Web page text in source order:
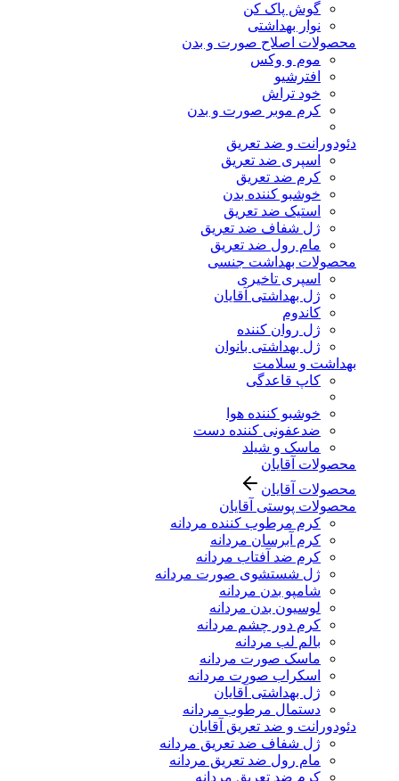
گوش پاک کن
نوار بهداشتی
محصولات اصلاح صورت و بدن
موم و وکس
افترشیو
خود تراش
کرم موبر صورت و بدن
دئودورانت و ضد تعریق
اسپری ضد تعریق
کرم ضد تعریق
خوشبو کننده بدن
استیک ضد تعریق
ژل شفاف ضد تعریق
مام رول ضد تعریق
محصولات بهداشت جنسی
اسپری تاخیری
ژل بهداشتی آقایان
کاندوم
ژل روان کننده
ژل بهداشتی بانوان
بهداشت و سلامت
کاپ قاعدگی
خوشبو کننده هوا
ضدعفونی کننده دست
ماسک و شیلد
محصولات آقایان
محصولات آقایان
محصولات پوستی آقایان
کرم مرطوب کننده مردانه
کرم آبرسان مردانه
کرم ضد آفتاب مردانه
ژل شستشوی صورت مردانه
شامپو بدن مردانه
لوسیون بدن مردانه
کرم دور چشم مردانه
بالم لب مردانه
ماسک صورت مردانه
اسکراب صورت مردانه
ژل بهداشتی آقایان
دستمال مرطوب مردانه
دئودورانت و ضد تعریق آقایان
ژل شفاف ضد تعریق مردانه
مام رول ضد تعریق مردانه
کرم ضد تعریق مردانه